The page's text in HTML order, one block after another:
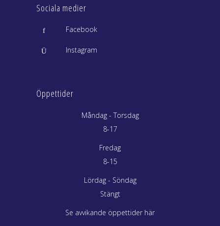
Sociala medier
Facebook
Instagram
Öppettider
Måndag - Torsdag
8-17
Fredag
8-15
Lördag - Söndag
Stängt
Se avvikande öppettider här